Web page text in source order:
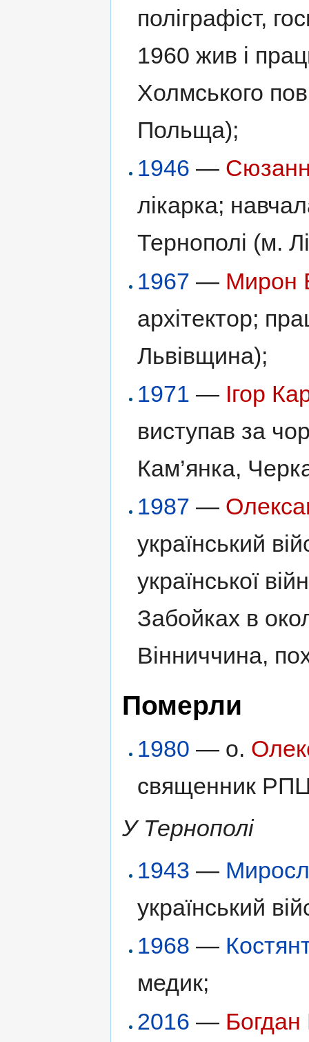
поліграфіст,
1960 жив і
Холмського
Польща);
1946 —
лікарка;
Тернополі (м.
1967 — Мирон
архітектор;
Львівщина);
1971 — Ігор
виступав за
Кам’янка,
1987 —
український
української
Забойках в
Вінниччина,
Померли
1980 — о.
священник
У Тернополі
1943 —
український
1968 —
медик;
2016 — Богдан